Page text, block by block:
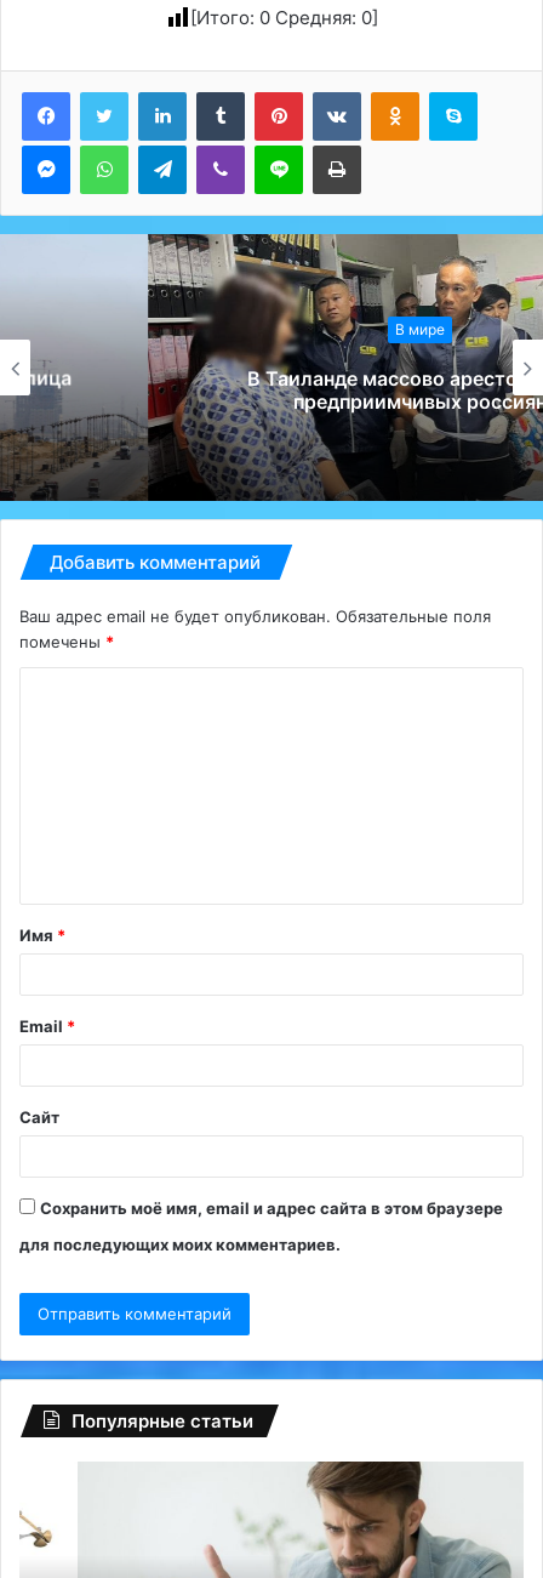
[Итого: 0Средняя: 0]
LinkedInTumblr PinterestВконтактеОдноклассники
Skype
MessengerWhatsAppTelegramViber Line Печатать
В мире
В Таиланде массово арестовывают
предприимчивых россиян
Добавить комментарий
Ваш адрес email не будет опубликован. Обязательные поля
помечены *
т
а
й
*
Имя *
Email *
Сайт
Сохранить моё имя, email и адрес сайта в этом браузере
для последующих моих комментариев.
Популярные статьи
на
Facebook: